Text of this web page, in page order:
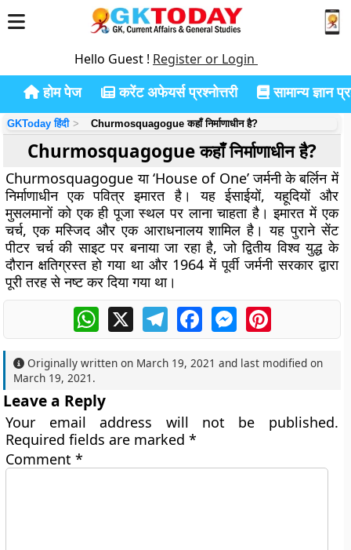
Hello Guest ! Register or Login
होम पेज करेंट अफेयर्स प्रश्नोत्तरी सामान्य ज्ञान
GKToday हिंदी Churmosquagogue कहाँ निर्माणाधीन है?
Churmosquagogue कहाँ निर्माणाधीन है?
Churmosquagogue या ‘House of One’ जर्मनी के बर्लिन में
निर्माणाधीन एक पवित्र इमारत है। यह ईसाईयों, यहूदियों और
मुसलमानों को एक ही पूजा स्थल पर लाना चाहता है। इमारत में एक
चर्च, एक मस्जिद और एक आराधनालय शामिल है। यह पुराने सेंट
पीटर चर्च की साइट पर बनाया जा रहा है, जो द्वितीय विश्व युद्ध के
दौरान क्षतिग्रस्त हो गया था और 1964 में पूर्वी जर्मनी सरकार द्वारा
पूरी तरह से नष्ट कर दिया गया था।
WhatsApp
X TelegramFacebookMessengerPinterest
Originally written on March 19, 2021 and last modified on
March 19, 2021 .
Leave a Reply
Your email address will not be published.
Required fields are marked*
Comment*